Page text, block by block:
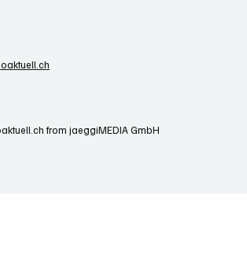
from jaeggiMEDIA GmbH